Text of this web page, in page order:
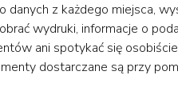
danych z każdego miejsca,
wydruki, informacje o
ani spotykać się
dostarczane są przy